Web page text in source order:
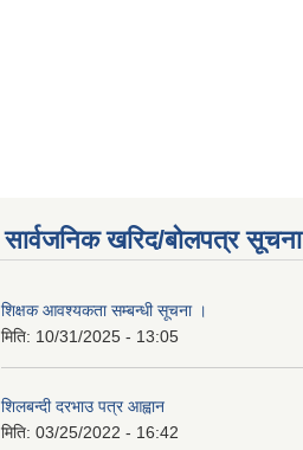
सार्वजनिक खरिद/बोलपत्र सूचना
शिक्षक आवश्यकता सम्बन्धी सूचना ।
मिति: 10/31/2025 - 13:05
शिलबन्दी दरभाउ पत्र आह्वान
मिति: 03/25/2022 - 16:42